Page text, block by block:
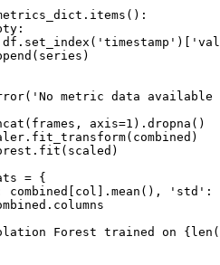
metric data available
axis=1).dropna()
= {
combined[col].mean(), 'std':
Forest trained on